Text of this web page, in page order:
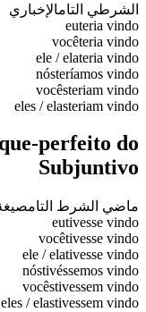
الشرطي التامالإخباري
euteria vindo
vocêteria vindo
ele / elateria vindo
nósteríamos vindo
vocêsteriam vindo
eles / elasteriam vindo
perfeito do
Subjuntivo
ماضي الشرط التام
eutivesse vindo
vocêtivesse vindo
ele / elativesse vindo
nóstivéssemos vindo
vocêstivessem vindo
eles / elastivessem vindo